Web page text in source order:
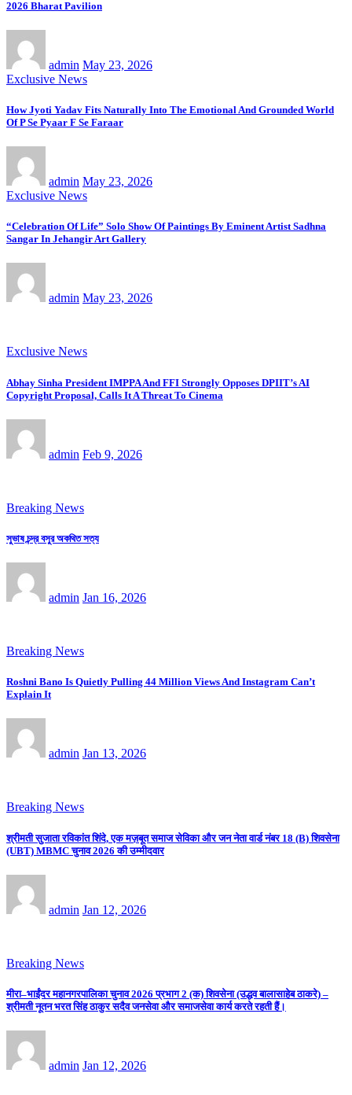
2026 Bharat Pavilion
admin May 23, 2026
Exclusive News
How Jyoti Yadav Fits Naturally Into The Emotional And Grounded World
Of P Se Pyaar F Se Faraar
admin May 23, 2026
Exclusive News
“Celebration Of Life” Solo Show Of Paintings By Eminent Artist Sadhna
Sangar In Jehangir Art Gallery
admin May 23, 2026
Exclusive News
Abhay Sinha President IMPPA And FFI Strongly Opposes DPIIT’s AI
Copyright Proposal, Calls It A Threat To Cinema
admin Feb 9, 2026
Breaking News
সুভাষ চন্দ্র বসুর অকথিত সত্য
admin Jan 16, 2026
Breaking News
Roshni Bano Is Quietly Pulling 44 Million Views And Instagram Can’t
Explain It
admin Jan 13, 2026
Breaking News
श्रीमती सुजाता रविकांत शिंदे, एक मज़बूत समाज सेविका और जन नेता वार्ड नंबर 18 (B) शिवसेना
(UBT) MBMC चुनाव 2026 की उम्मीदवार
admin Jan 12, 2026
Breaking News
मीरा–भाईंदर महानगरपालिका चुनाव 2026 प्रभाग 2 (क) शिवसेना (उद्धव बालासाहेब ठाकरे) –
श्रीमती नूतन भरत सिंह ठाकुर सदैव जनसेवा और समाजसेवा कार्य करते रहती हैं।
admin Jan 12, 2026